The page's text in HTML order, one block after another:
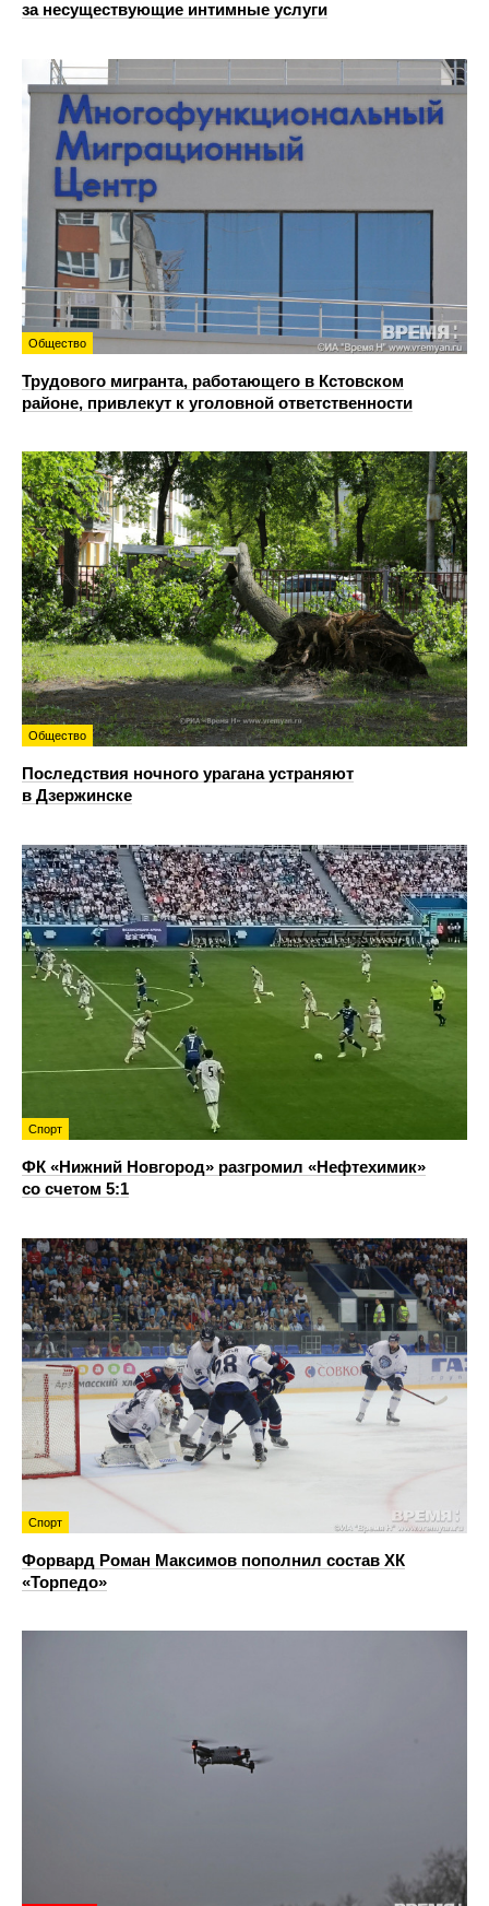
за несуществующие интимные услуги
Общество
Трудового мигранта, работающего в Кстовском
районе, привлекут к уголовной ответственности
Общество
Последствия ночного урагана устраняют
в Дзержинске
Спорт
ФК «Нижний Новгород» разгромил «Нефтехимик»
со счетом 5:1
Спорт
Форвард Роман Максимов пополнил состав ХК
«Торпедо»